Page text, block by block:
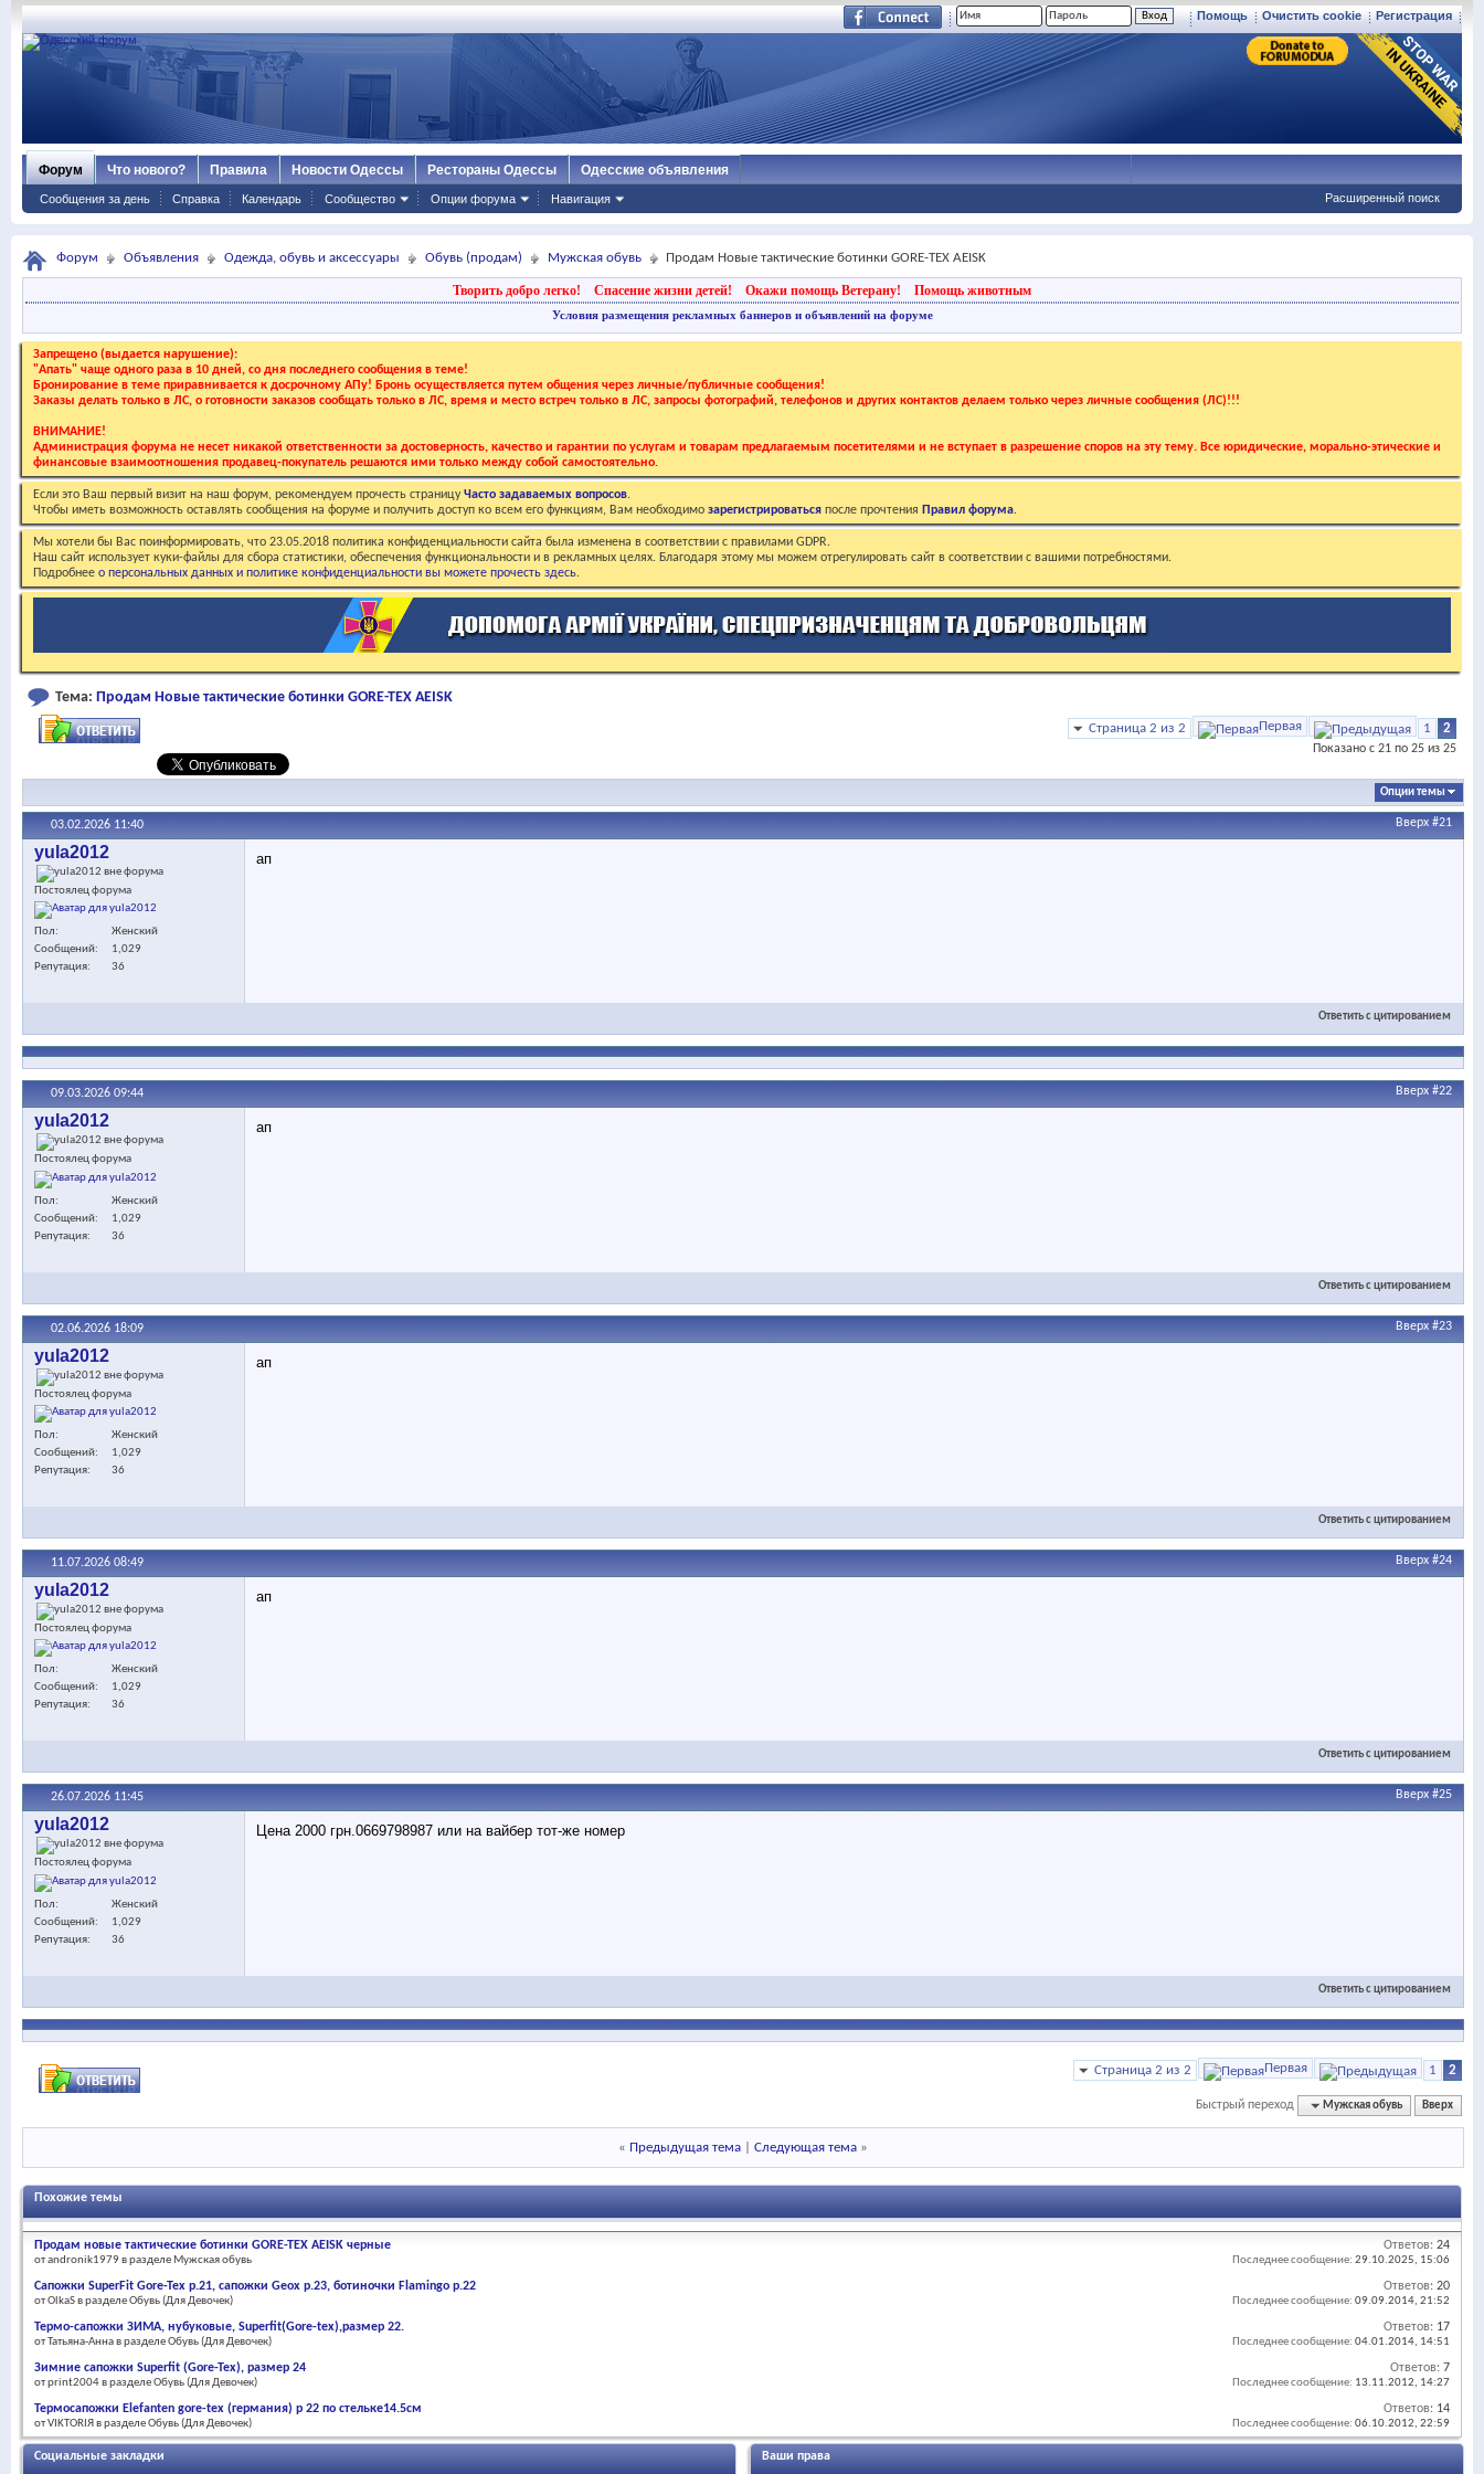
Регистрация
Очистить cookie
Помощь
Форум
Сообщения за день Справка Календарь Сообщество Опции форума Навигация
Что нового? Правила Новости Одессы Рестораны Одессы Одесские объявления
Расширенный поиск
Форум Объявления Одежда, обувь и аксессуары Обувь (продам) Мужская обувь Продам Новые тактические ботинки GORE-TEX AEISK
Творить добро легко! Спасение жизни детей! Окажи помощь Ветерану! Помощь животным
Условия размещения рекламных баннеров и объявлений на форуме
Запрещено (выдается нарушение):
"Апать" чаще одного раза в 10 дней, со дня последнего сообщения в теме!
Бронирование в теме приравнивается к досрочному АПу! Бронь осуществляется путем общения через личные/публичные сообщения!
Заказы делать только в ЛС, о готовности заказов сообщать только в ЛС, время и место встреч только в ЛС, запросы фотографий, телефонов и других контактов делаем только через личные сообщения (ЛС)!!!
ВНИМАНИЕ!
Администрация форума не несет никакой ответственности за достоверность, качество и гарантии по услугам и товарам предлагаемым посетителями и не вступает в разрешение споров на эту тему. Все юридические, морально-этические и
финансовые взаимоотношения продавец-покупатель решаются ими только между собой самостоятельно.
Если это Ваш первый визит на наш форум, рекомендуем прочесть страницуЧасто задаваемых вопросов.
Чтобы иметь возможность оставлять сообщения на форуме и получить доступ ко всем его функциям, Вам необходимо зарегистрироваться после прочтения Правил форума.
Мы хотели бы Вас поинформировать, что 23.05.2018 политика конфиденциальности сайта была изменена в соответствии с правилами GDPR.
Наш сайт использует куки-файлы для сбора статистики, обеспечения функциональности и в рекламных целях. Благодаря этому мы можем отрегулировать сайт в соответствии с вашими потребностями.
Подробнее о персональных данных и политике конфиденциальности вы можете прочесть здесь.
Тема: Продам Новые тактические ботинки GORE-TEX AEISK
Страница 2 из 2 Первая 1 2
Показано с 21 по 25 из 25
Опции темы
03.02.2026 11:40 Вверх #21
yula2012
Постоялец форума
Пол
Женский
Сообщений
1,029
Репутация
36
ап
Ответить с цитированием
09.03.2026 09:44 Вверх #22
yula2012
Постоялец форума
Пол
Женский
Сообщений
1,029
Репутация
36
ап
Ответить с цитированием
02.06.2026 18:09 Вверх #23
yula2012
Постоялец форума
Пол
Женский
Сообщений
1,029
Репутация
36
ап
Ответить с цитированием
11.07.2026 08:49 Вверх #24
yula2012
Постоялец форума
Пол
Женский
Сообщений
1,029
Репутация
36
ап
Ответить с цитированием
26.07.2026 11:45 Вверх #25
yula2012
Постоялец форума
Пол
Женский
Сообщений
1,029
Репутация
36
Цена 2000 грн.0669798987 или на вайбер тот-же номер
Ответить с цитированием
Страница 2 из 2 Первая 1 2
Быстрый переход Мужская обувь Вверх
« Предыдущая тема Следующая тема »
Похожие темы
Продам новые тактические ботинки GORE-TEX AEISK черные
от andronik1979 в разделе Мужская обувь
Ответов: 24
Последнее сообщение: 29.10.2025, 15:06
Сапожки SuperFit Gore-Tex р.21, сапожки Geox р.23, ботиночки Flamingo р.22
от OlkaS в разделе Обувь (Для Девочек)
Ответов: 20
Последнее сообщение: 09.09.2014, 21:52
Термо-сапожки ЗИМА, нубуковые, Superfit(Gore-tex),размер 22.
от Татьяна-Анна в разделе Обувь (Для Девочек)
Ответов: 17
Последнее сообщение: 04.01.2014, 14:51
Зимние cапожки Superfit (Gore-Tex), размер 24
от print2004 в разделе Обувь (Для Девочек)
Ответов: 7
Последнее сообщение: 13.11.2012, 14:27
Термосапожки Elefanten gore-tex (германия) р 22 по стельке14.5см
от VIKTORIЯ в разделе Обувь (Для Девочек)
Ответов: 14
Последнее сообщение: 06.10.2012, 22:59
Социальные закладки Ваши права